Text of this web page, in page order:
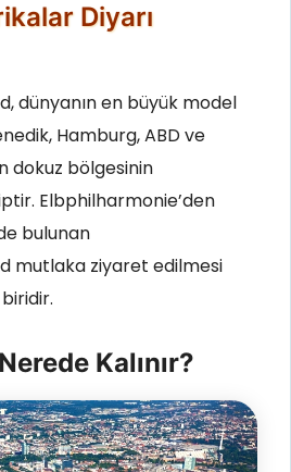
Diyarı
dünyanın en büyük model
Hamburg, ABD ve
dokuz bölgesinin
. Elbphilharmonie’den
bulunan
mutlaka ziyaret edilmesi
.
Kalınır?